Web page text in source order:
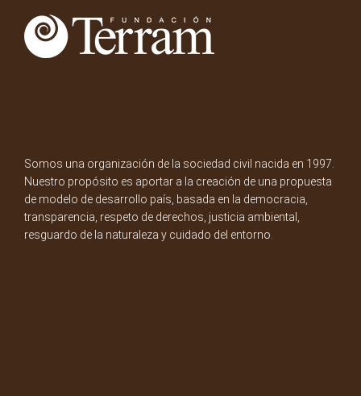
Somos una organización de la sociedad civil nacida en 1997.
Nuestro propósito es aportar a la creación de una propuesta
de modelo de desarrollo país, basada en la democracia,
transparencia, respeto de derechos, justicia ambiental,
resguardo de la naturaleza y cuidado del entorno.